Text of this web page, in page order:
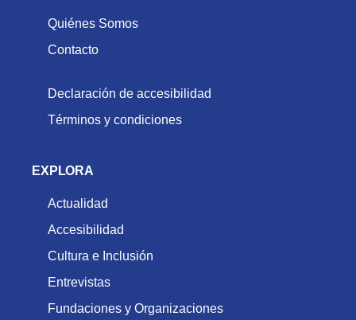
Quiénes Somos
Contacto
Declaración de accesibilidad
Términos y condiciones
EXPLORA
Actualidad
Accesibilidad
Cultura e Inclusión
Entrevistas
Fundaciones y Organizaciones